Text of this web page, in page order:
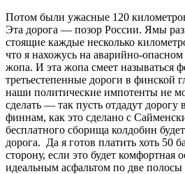
Потом были ужасные 120
Эта дорога — позор России. Ямы
стоящие каждые несколько
что я нахожусь на аварийно-
жопа. И эта жопа смеет называться
третьестепенные дороги в финской
наши политические импотенты не
сделать — так пусть отдадут дорогу
финнам, как это сделано с
бесплатного сборища колдобин
дорога. Да я готов платить хоть 50
сторону, если это будет комфортная
идеальным асфальтом по две